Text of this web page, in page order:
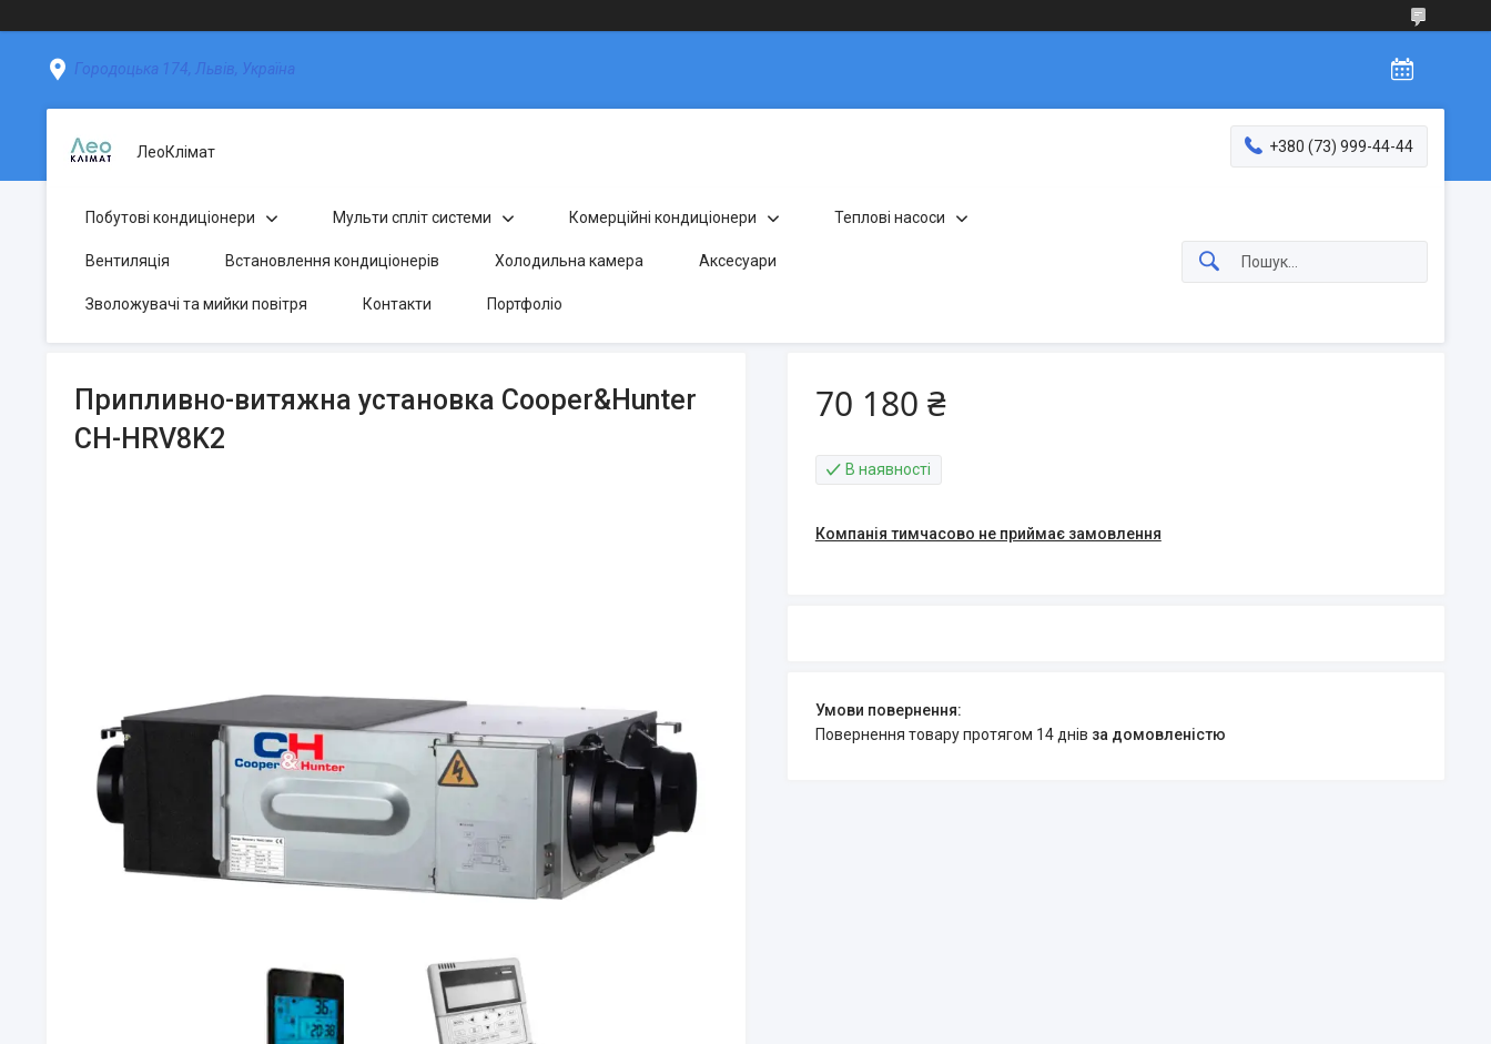
Городоцька 174, Львів, Україна
ЛеоКлімат +380 (73) 999-44-44
Побутові кондиціонери Мульти спліт системи Комерційні кондиціонери Теплові насоси
Вентиляція Встановлення кондиціонерів Холодильна камера Аксесуари
Зволожувачі та мийки повітря Контакти Портфоліо
Припливно-витяжна установка Cooper&Hunter
CH-HRV8K2
70 180 ₴
В наявності
Компанія тимчасово не приймає замовлення
повернення товару протягом 14 днів за домовленістю